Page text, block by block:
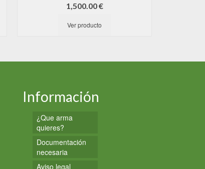
1,500.00€
Ver producto
Información
¿Que arma
quieres?
Documentación
necesaria
Aviso legal